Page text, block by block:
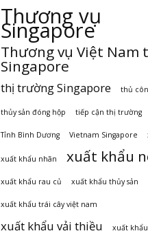
Thương vụ
Singapore
Thương vụ Việt Nam
Singapore
thị trường Singapore thủ
thủy sản đóng hộp tiếp cận thị trường
Tỉnh Bình Dương Vietnam Singapore
xuất khẩu nhãn xuất khẩu
xuất khẩu rau củ xuất khẩu thủy sản
xuất khẩu trái cây việt nam
xuất khẩu vải thiều xuất